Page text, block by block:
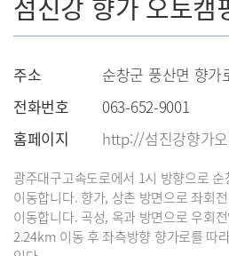
주소
순창군 풍산면 향가
전화번호
063-652-9001
홈페이지
http://섬진강향가
광주대구고속도로에서 1시 방향으로
이동합니다. 향가, 상촌 방면으로 좌회
이동합니다. 곡성, 옥과 방면으로 우회
2.24km 이동 후 좌측방향 향가로를 따